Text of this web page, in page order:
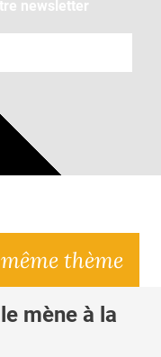
newsletter
thème
mène à la